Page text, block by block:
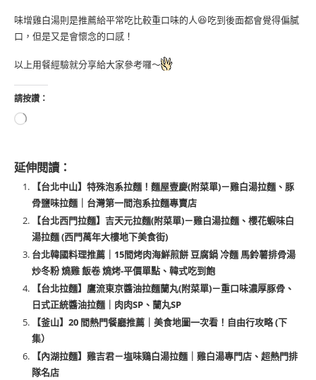
味增雞白湯則是推薦給平常吃比較重口味的人😆吃到後面都會覺得偏膩
口，但是又是會懷念的口感！
以上用餐經驗就分享給大家參考囉～
請按讚：
延伸閱讀：
【台北中山】特殊泡系拉麵！麵屋壹慶(附菜單)－雞白湯拉麵、豚
骨鹽味拉麵｜台灣第一間泡系拉麵專賣店
【台北西門拉麵】吉天元拉麵(附菜單)－雞白湯拉麵、櫻花蝦味白
湯拉麵 (西門萬年大樓地下美食街)
台北韓國料理推薦｜15間烤肉海鮮煎餅 豆腐鍋 冷麵 馬鈴薯排骨湯
炒冬粉 燒雞 飯卷 燒烤-平價單點、韓式吃到飽
【台北拉麵】鷹流東京醬油拉麵蘭丸(附菜單)－重口味濃厚豚骨、
日式正統醬油拉麵｜肉肉SP、蘭丸SP
【釜山】20 間熱門餐廳推薦｜美食地圖一次看！自由行攻略 (下
集）
【內湖拉麵】雞吉君－塩味鶏白湯拉麵｜雞白湯專門店、超熱門排
隊名店